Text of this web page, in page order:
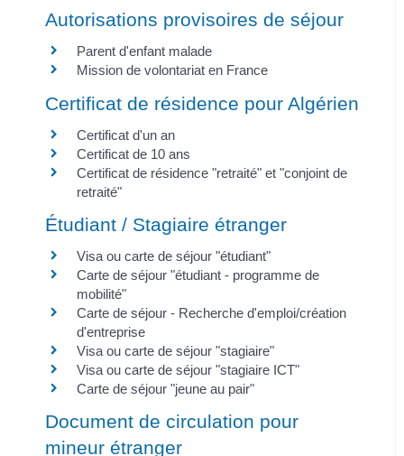
Autorisations provisoires de séjour
Parent d'enfant malade
Mission de volontariat en France
Certificat de résidence pour Algérien
Certificat d'un an
Certificat de 10 ans
Certificat de résidence "retraité" et "conjoint de
retraité"
Étudiant / Stagiaire étranger
Visa ou carte de séjour "étudiant"
Carte de séjour "étudiant - programme de
mobilité"
Carte de séjour - Recherche d'emploi/création
d'entreprise
Visa ou carte de séjour "stagiaire"
Visa ou carte de séjour "stagiaire ICT"
Carte de séjour "jeune au pair"
Document de circulation pour
mineur étranger